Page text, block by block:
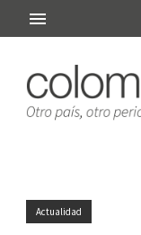
Actualidad